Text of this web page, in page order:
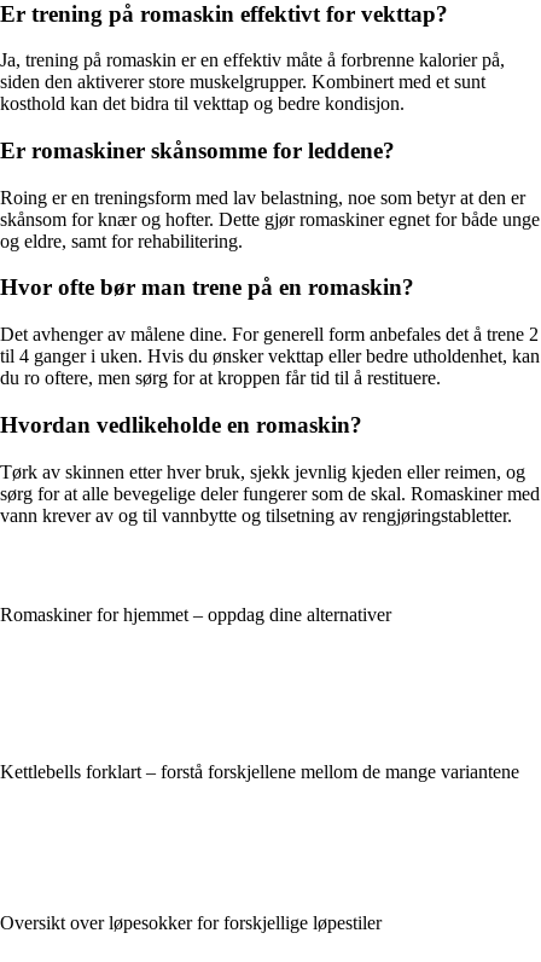
Er trening på romaskin effektivt for vekttap?
Ja, trening på romaskin er en effektiv måte å forbrenne kalorier på,
siden den aktiverer store muskelgrupper. Kombinert med et sunt
kosthold kan det bidra til vekttap og bedre kondisjon.
Er romaskiner skånsomme for leddene?
Roing er en treningsform med lav belastning, noe som betyr at den er
skånsom for knær og hofter. Dette gjør romaskiner egnet for både unge
og eldre, samt for rehabilitering.
Hvor ofte bør man trene på en romaskin?
Det avhenger av målene dine. For generell form anbefales det å trene 2
til 4 ganger i uken. Hvis du ønsker vekttap eller bedre utholdenhet, kan
du ro oftere, men sørg for at kroppen får tid til å restituere.
Hvordan vedlikeholde en romaskin?
Tørk av skinnen etter hver bruk, sjekk jevnlig kjeden eller reimen, og
sørg for at alle bevegelige deler fungerer som de skal. Romaskiner med
vann krever av og til vannbytte og tilsetning av rengjøringstabletter.
Romaskiner for hjemmet – oppdag dine alternativer
Kettlebells forklart – forstå forskjellene mellom de mange variantene
Oversikt over løpesokker for forskjellige løpestiler